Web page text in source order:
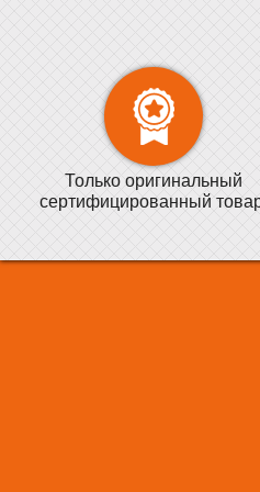
Только оригинальный
сертифицированный